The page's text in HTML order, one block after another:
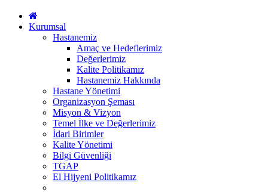
Kurumsal
Hastanemiz
Amaç ve Hedeflerimiz
Değerlerimiz
Kalite Politikamız
Hastanemiz Hakkında
Hastane Yönetimi
Organizasyon Şeması
Misyon & Vizyon
Temel İlke ve Değerlerimiz
İdari Birimler
Kalite Yönetimi
Bilgi Güvenliği
TGAP
El Hijyeni Politikamız